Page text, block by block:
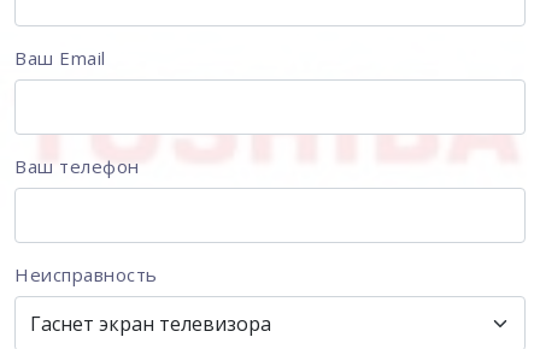
Ваш Email
Ваш телефон
Неисправность